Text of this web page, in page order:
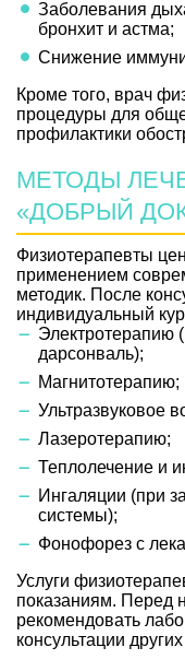
Заболевания
бронхит и астма;
Снижение
Кроме того, врач
процедуры для
профилактики
МЕТОДЫ
«ДОБРЫЙ
Физиотерапевты
применением
методик. После
индивидуальный
Электротерапию
дарсонваль);
Магнитотерапию;
Ультразвуковое
Лазеротерапию;
Теплолечение и
Ингаляции (при
системы);
Фонофорез с
Услуги
показаниям. Перед
рекомендовать
консультации